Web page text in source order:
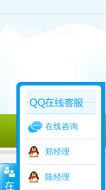
在线咨询
郑经理
陈经理